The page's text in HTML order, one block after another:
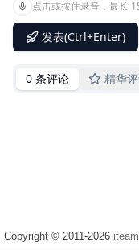
Copyright © 2011-2026 iteam